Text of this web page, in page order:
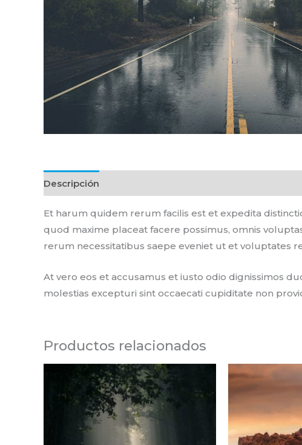
Descripción
Et harum quidem rerum facilis est et expedita
quod maxime placeat facere possimus, omnis
rerum necessitatibus saepe eveniet ut et voluptates
At vero eos et accusamus et iusto odio dignissimos
molestias excepturi sint occaecati cupiditate non
Productos relacionados